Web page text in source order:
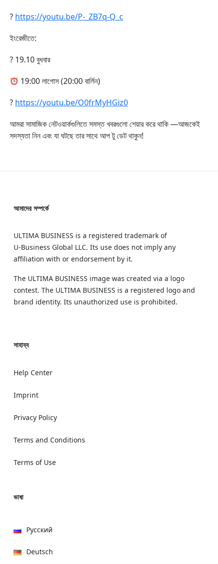
? https://youtu.be/P-_ZB7q-Q_c
ইংরেজীতে:
? 19.10 বুধবার
19:00 লাগোস (20:00 বার্লিন)
? https://youtu.be/O0frMyHGiz0
আমরা সামাজিক নেটওয়ার্কগুলিতে সমস্ত খবরগুলো শেয়ার করে থাকি —আজকেই
সদস্যতা নিন এবং যা ঘটছে তার সাথে আপ টু ডেট থাকুন!
আমাদের সম্পর্কে
ULTIMA BUSINESS is a registered trademark of
U‑Business Global LLC. Its use does not imply any
affiliation with or endorsement by it.
The ULTIMA BUSINESS image was created via a logo
contest. The ULTIMA BUSINESS is a registered logo and
brand identity. Its unauthorized use is prohibited.
সাহায্য
Help Center
Imprint
Privacy Policy
Terms and Conditions
Terms of Use
ভাষা
Русский
Deutsch